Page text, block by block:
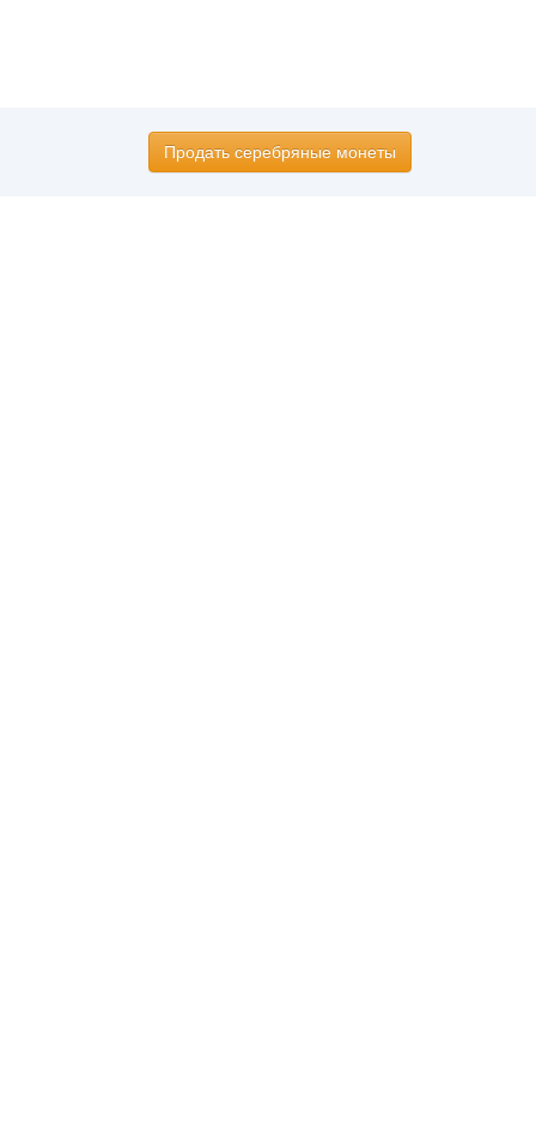
Продать серебряные монеты